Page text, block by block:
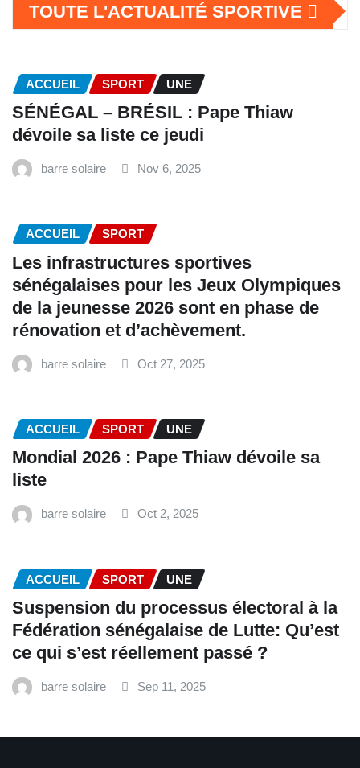
TOUTE L'ACTUALITÉ SPORTIVE
ACCUEIL SPORT UNE
SÉNÉGAL – BRÉSIL : Pape Thiaw
dévoile sa liste ce jeudi
barre solaire Nov 6, 2025
ACCUEIL SPORT
Les infrastructures sportives
sénégalaises pour les Jeux Olympiques
de la jeunesse 2026 sont en phase de
rénovation et d’achèvement.
barre solaire Oct 27, 2025
ACCUEIL SPORT UNE
Mondial 2026 : Pape Thiaw dévoile sa
liste
barre solaire Oct 2, 2025
ACCUEIL SPORT UNE
‎Suspension du processus électoral à la
Fédération sénégalaise de Lutte: Qu’est
ce qui s’est réellement passé ? ‎‎
barre solaire Sep 11, 2025